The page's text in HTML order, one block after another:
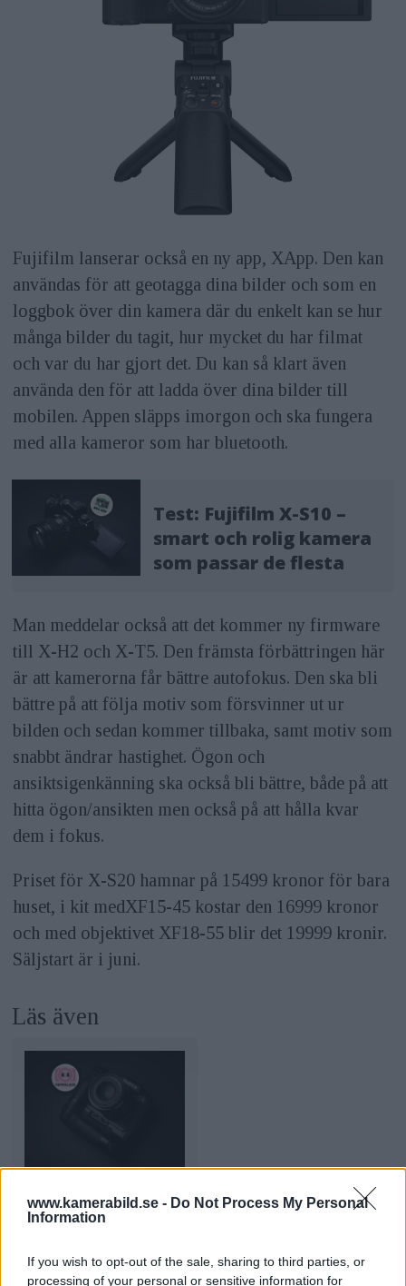
www.kamerabild.se - Do Not Process My Personal
Information
If you wish to opt-out of the sale, sharing to third parties, or
processing of your personal or sensitive information for
Fujifilm lanserar också en ny app, XApp. Den kan
användas för att geotagga dina bilder och som en
loggbok över din kamera där du enkelt kan se hur
många bilder du tagit, hur mycket du har filmat
och var du har gjort det. Du kan så klart även
använda den för att ladda över dina bilder till
mobilen. Appen släpps imorgon och ska fungera
med alla kameror som har bluetooth.
Test: Fujifilm X-S10 –
smart och rolig kamera
som passar de flesta
Man meddelar också att det kommer ny firmware
till X-H2 och X-T5. Den främsta förbättringen här
är att kamerorna får bättre autofokus. Den ska bli
bättre på att följa motiv som försvinner ut ur
bilden och sedan kommer tillbaka, samt motiv som
snabbt ändrar hastighet. Ögon och
ansiktsigenkänning ska också bli bättre, både på att
hitta ögon/ansikten men också på att hålla kvar
dem i fokus.
Priset för X-S20 hamnar på 15499 kronor för bara
huset, i kit medXF15-45 kostar den 16999 kronor
och med objektivet XF18-55 blir det 19999 kronir.
Säljstart är i juni.
Läs även
H2S – imponerande